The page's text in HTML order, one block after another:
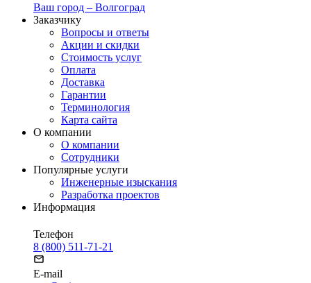
Ваш город – Волгоград
Заказчику
Вопросы и ответы
Акции и скидки
Стоимость услуг
Оплата
Доставка
Гарантии
Терминология
Карта сайта
О компании
О компании
Сотрудники
Популярные услуги
Инженерные изыскания
Разработка проектов
Информация
Телефон
8 (800) 511-71-21
E-mail